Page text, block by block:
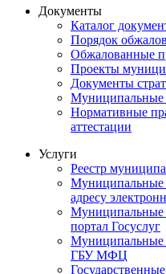
Документы
Каталог
Порядок
Обжалованные
Проекты
Документы
Муниципальные
Нормативные
аттестации
Услуги
Реестр
Муниципальные
адресу
Муниципальные
портал Госуслуг
Муниципальные
ГБУ МФЦ